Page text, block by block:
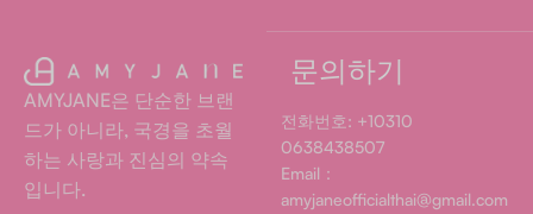
AMYJANE은 단순한 브랜
드가 아니라, 국경을 초월
하는 사랑과 진심의 약속
입니다.
문의하기
전화번호: +10310
0638438507
Email：
amyjaneofficialthai@gmail.com